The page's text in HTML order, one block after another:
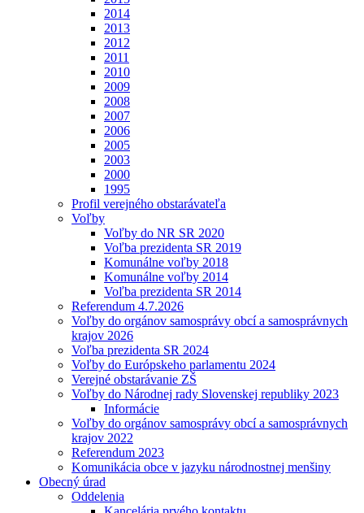
2014
2013
2012
2011
2010
2009
2008
2007
2006
2005
2003
2000
1995
Profil verejného obstarávateľa
Voľby
Voľby do NR SR 2020
Voľba prezidenta SR 2019
Komunálne voľby 2018
Komunálne voľby 2014
Voľba prezidenta SR 2014
Referendum 4.7.2026
Voľby do orgánov samosprávy obcí a samosprávnych
krajov 2026
Voľba prezidenta SR 2024
Voľby do Európskeho parlamentu 2024
Verejné obstarávanie ZŠ
Voľby do Národnej rady Slovenskej republiky 2023
Informácie
Voľby do orgánov samosprávy obcí a samosprávnych
krajov 2022
Referendum 2023
Komunikácia obce v jazyku národnostnej menšiny
Obecný úrad
Oddelenia